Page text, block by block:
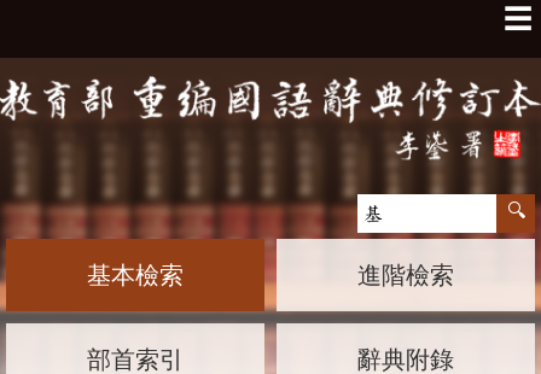
☰
基本檢索 進階檢索
部首索引 辭典附錄